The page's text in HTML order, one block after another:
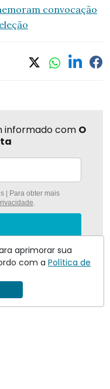
convocação
informado com O
| Para obter mais
aprimorar sua
com a Política de